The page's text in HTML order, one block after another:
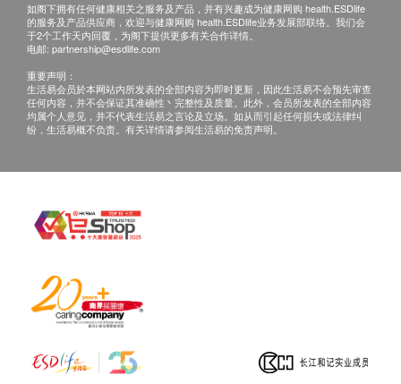
如阁下拥有任何健康相关之服务及产品，并有兴趣成为健康网购 health.ESDlife
的服务及产品供应商，欢迎与健康网购 health.ESDlife业务发展部联络。我们会
于2个工作天内回覆，为阁下提供更多有关合作详情。
电邮: partnership@esdlife.com
重要声明：
生活易会员於本网站内所发表的全部内容为即时更新，因此生活易不会预先审查
任何内容，并不会保证其准确性丶完整性及质量。此外，会员所发表的全部内容
均属个人意见，并不代表生活易之言论及立场。如从而引起任何损失或法律纠
纷，生活易概不负责。有关详情请参阅生活易的免责声明。